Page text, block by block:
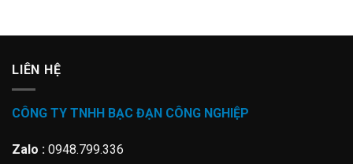
LIÊN HỆ
CÔNG TY TNHH BẠC ĐẠN CÔNG NGHIỆP
Zalo : 0948.799.336